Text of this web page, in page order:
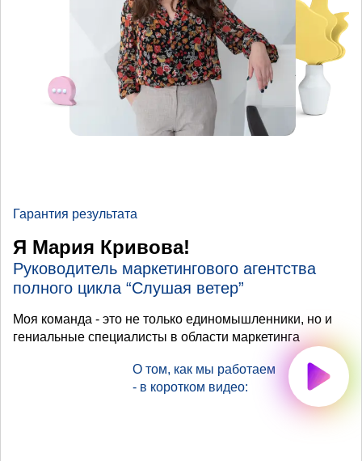
Гарантия результата
Я Мария Кривова!
Руководитель маркетингового агентства
полного цикла “Слушая ветер”
Моя команда - это не только единомышленники, но и
гениальные специалисты в области маркетинга
О том, как мы работаем
- в коротком видео: